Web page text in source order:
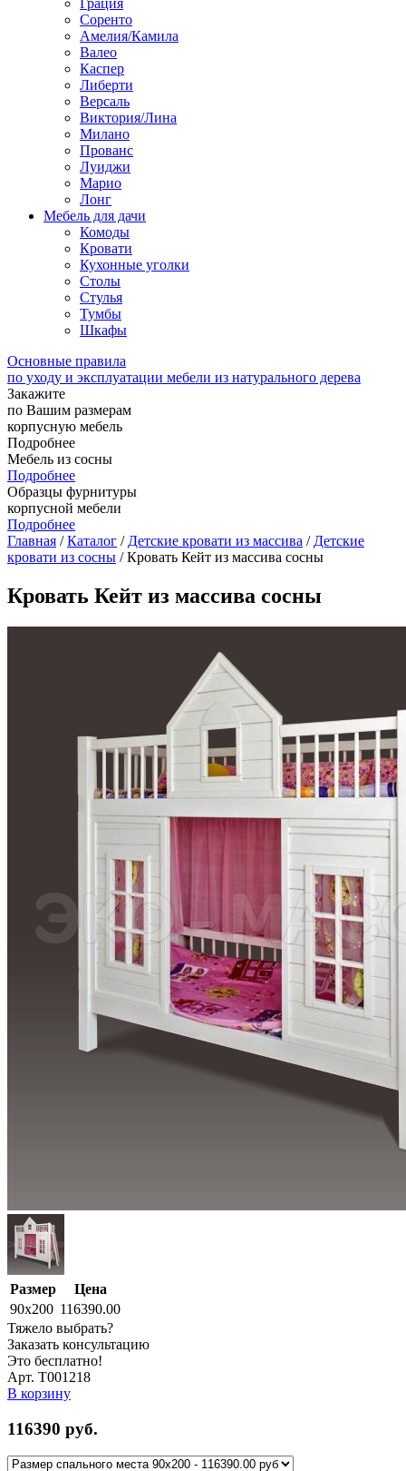
Грация
Соренто
Амелия/Камила
Валео
Каспер
Либерти
Версаль
Виктория/Лина
Милано
Прованс
Луиджи
Марио
Лонг
Мебель для дачи
Комоды
Кровати
Кухонные уголки
Столы
Стулья
Тумбы
Шкафы
Основные правила
по уходу и эксплуатации мебели из натурального дерева
Закажите
по Вашим размерам
корпусную мебель
Подробнее
Мебель из сосны
Подробнее
Образцы фурнитуры
корпусной мебели
Подробнее
Главная /Каталог / Детские кровати из массива / Детские
кровати из сосны / Кровать Кейт из массива сосны
Кровать Кейт из массива сосны
Размер
Цена
90x200 116390.00
Тяжело выбрать?
Заказать консультацию
Это бесплатно!
Арт. Т001218
В корзину
116390 руб.